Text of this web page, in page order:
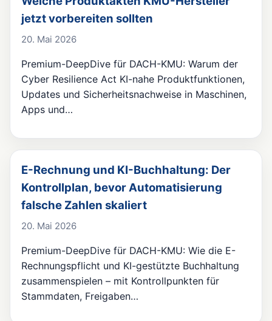
jetzt vorbereiten sollten
20. Mai 2026
Premium-DeepDive für DACH-KMU: Warum der
Cyber Resilience Act KI-nahe Produktfunktionen,
Updates und Sicherheitsnachweise in Maschinen,
Apps und…
E-Rechnung und KI-Buchhaltung: Der
Kontrollplan, bevor Automatisierung
falsche Zahlen skaliert
20. Mai 2026
Premium-DeepDive für DACH-KMU: Wie die E-
Rechnungspflicht und KI-gestützte Buchhaltung
zusammenspielen – mit Kontrollpunkten für
Stammdaten, Freigaben…